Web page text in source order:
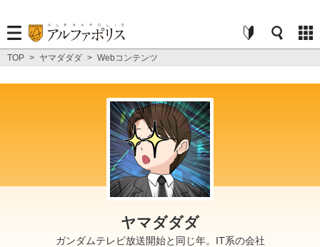
TOP > ヤマダダダ > Webコンテンツ
ヤマダダダ
ガンダムテレビ放送開始と同じ年。IT系の会社